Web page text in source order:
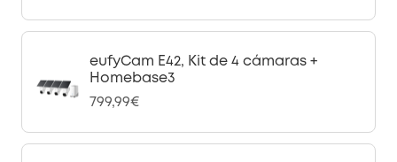
eufyCam E42, Kit de 4 cámaras +
Homebase3
799,99€